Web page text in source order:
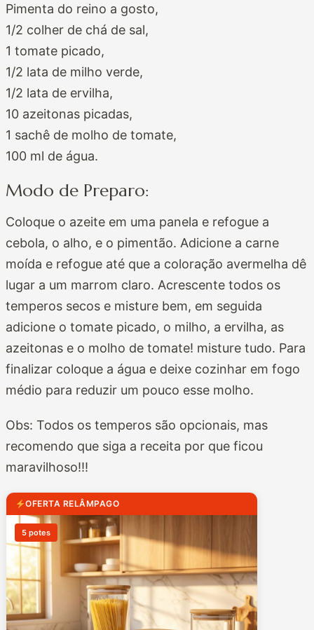
Pimenta do reino a gosto,
1/2 colher de chá de sal,
1 tomate picado,
1/2 lata de milho verde,
1/2 lata de ervilha,
10 azeitonas picadas,
1 sachê de molho de tomate,
100 ml de água.
Modo de Preparo:
Coloque o azeite em uma panela e refogue a
cebola, o alho, e o pimentão. Adicione a carne
moída e refogue até que a coloração avermelha dê
lugar a um marrom claro. Acrescente todos os
temperos secos e misture bem, em seguida
adicione o tomate picado, o milho, a ervilha, as
azeitonas e o molho de tomate! misture tudo. Para
finalizar coloque a água e deixe cozinhar em fogo
médio para reduzir um pouco esse molho.
Obs: Todos os temperos são opcionais, mas
recomendo que siga a receita por que ficou
maravilhoso!!!
OFERTA RELÂMPAGO
5 potes